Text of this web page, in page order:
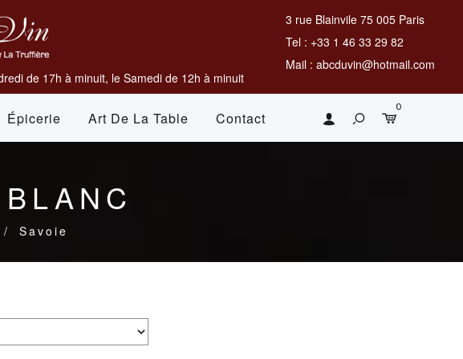
3 rue Blainvile 75 005 Paris
Tel : +33 1 46 33 29 82
Mail : abcduvin@hotmail.com
de 17h à minuit, le Samedi de 12h à minuit
Épicerie Art De La Table Contact
0
/ Savoie